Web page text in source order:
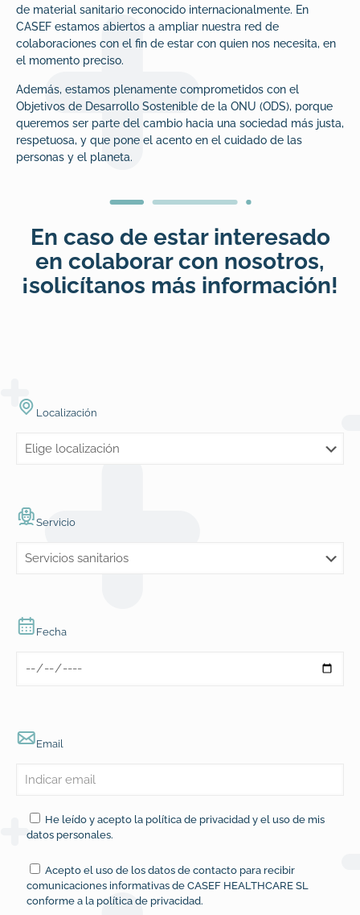
de material sanitario reconocido internacionalmente. En
CASEF estamos abiertos a ampliar nuestra red de
colaboraciones con el fin de estar con quien nos necesita, en
el momento preciso.
Además, estamos plenamente comprometidos con el
Objetivos de Desarrollo Sostenible de la ONU (ODS), porque
queremos ser parte del cambio hacia una sociedad más justa,
respetuosa, y que pone el acento en el cuidado de las
personas y el planeta.
En caso de estar interesado
en colaborar con nosotros,
¡solicítanos más información!
Localización
Servicio
Fecha
Email
He leído y acepto la política de privacidad y el uso de mis
datos personales.
Acepto el uso de los datos de contacto para recibir
comunicaciones informativas de CASEF HEALTHCARE SL
conforme a la política de privacidad.